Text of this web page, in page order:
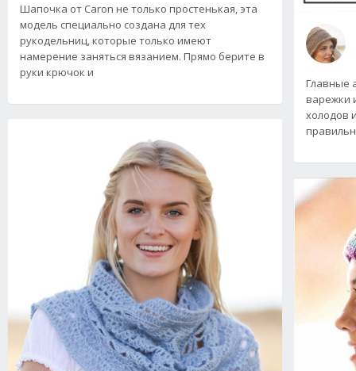
Шапочка от Caron не только простенькая, эта
модель специально создана для тех
рукодельниц, которые только имеют
намерение заняться вязанием. Прямо берите в
руки крючок и
Главные
варежки
холодов